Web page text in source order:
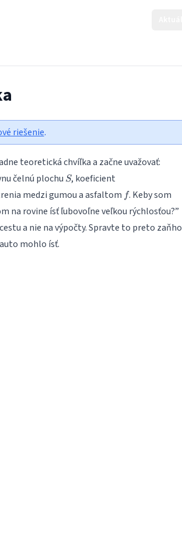
riešenie.
teoretická chvíľka a začne uvažovať:
čelnú plochu S
S, koeficient
medzi gumou a asfaltom ff. Keby som
na rovine ísť ľubovoľne veľkou rýchlosťou?”
a nie na výpočty. Spravte to preto zaňho
mohlo ísť.